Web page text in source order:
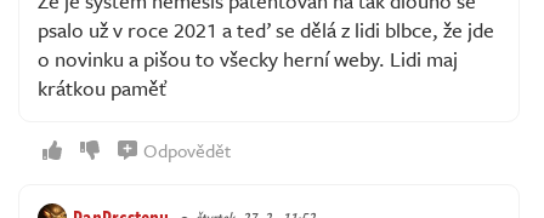
psalo už v roce 2021 a teď se dělá z lidi blbce, že jde
o novinku a pišou to všecky herní weby. Lidi maj
krátkou paměť
Odpovědět